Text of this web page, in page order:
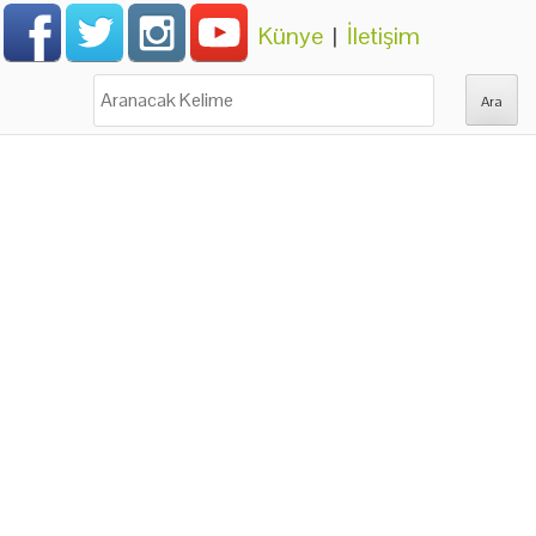
Künye | İletişim